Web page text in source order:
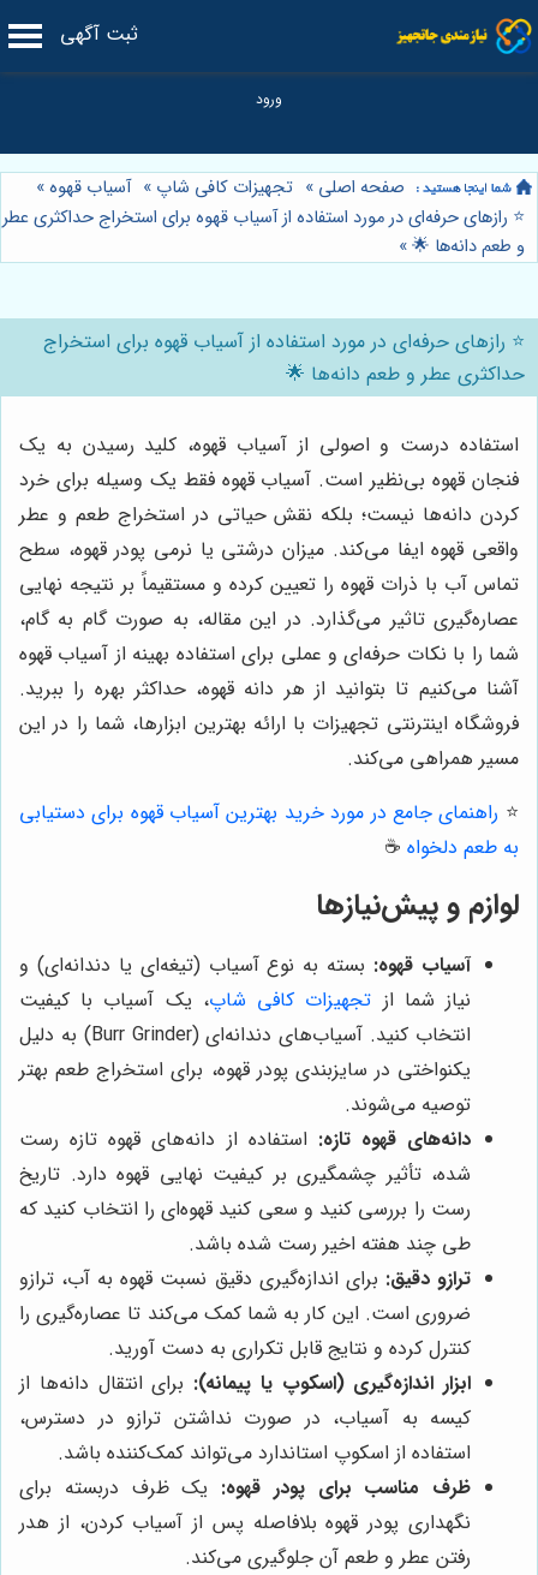
ثبت آگهی
صفحه اصلی » تجهیزات کافی شاپ » آسیاب قهوه»
⭐️ رازهای حرفه‌ای در مورد استفاده از آسیاب قهوه برای استخراج حداکثری عطر
و طعم دانه‌ها 🌟»
⭐️ رازهای حرفه‌ای در مورد استفاده از آسیاب قهوه برای استخراج
حداکثری عطر و طعم دانه‌ها 🌟
استفاده درست و اصولی از آسیاب قهوه، کلید رسیدن به یک
فنجان قهوه بی‌نظیر است. آسیاب قهوه فقط یک وسیله برای خرد
کردن دانه‌ها نیست؛ بلکه نقش حیاتی در استخراج طعم و عطر
واقعی قهوه ایفا می‌کند. میزان درشتی یا نرمی پودر قهوه، سطح
تماس آب با ذرات قهوه را تعیین کرده و مستقیماً بر نتیجه نهایی
عصاره‌گیری تاثیر می‌گذارد. در این مقاله، به صورت گام به گام،
شما را با نکات حرفه‌ای و عملی برای استفاده بهینه از آسیاب قهوه
آشنا می‌کنیم تا بتوانید از هر دانه قهوه، حداکثر بهره را ببرید.
فروشگاه اینترنتی تجهیزات با ارائه بهترین ابزارها، شما را در این
مسیر همراهی می‌کند.
⭐️ راهنمای جامع در مورد خرید بهترین آسیاب قهوه برای دستیابی
به طعم دلخواه ☕️
لوازم و پیش‌نیازها
آسیاب قهوه: بسته به نوع آسیاب (تیغه‌ای یا دندانه‌ای) و
نیاز شما از تجهیزات کافی شاپ، یک آسیاب با کیفیت
انتخاب کنید. آسیاب‌های دندانه‌ای (Burr Grinder) به دلیل
یکنواختی در سایزبندی پودر قهوه، برای استخراج طعم بهتر
توصیه می‌شوند.
دانه‌های قهوه تازه: استفاده از دانه‌های قهوه تازه رست
شده، تأثیر چشمگیری بر کیفیت نهایی قهوه دارد. تاریخ
رست را بررسی کنید و سعی کنید قهوه‌ای را انتخاب کنید که
طی چند هفته اخیر رست شده باشد.
ترازو دقیق: برای اندازه‌گیری دقیق نسبت قهوه به آب، ترازو
ضروری است. این کار به شما کمک می‌کند تا عصاره‌گیری را
کنترل کرده و نتایج قابل تکراری به دست آورید.
ابزار اندازه‌گیری (اسکوپ یا پیمانه): برای انتقال دانه‌ها از
کیسه به آسیاب، در صورت نداشتن ترازو در دسترس،
استفاده از اسکوپ استاندارد می‌تواند کمک‌کننده باشد.
ظرف مناسب برای پودر قهوه: یک ظرف دربسته برای
نگهداری پودر قهوه بلافاصله پس از آسیاب کردن، از هدر
رفتن عطر و طعم آن جلوگیری می‌کند.